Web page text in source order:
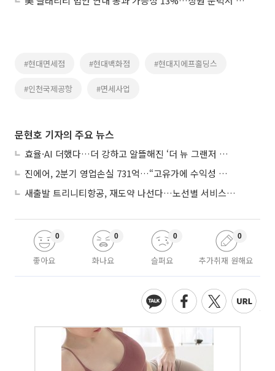
#현대면세점 #현대백화점 #현대지에프홀딩스
#인천국제공항 #면세사업
문현호 기자의 주요 뉴스
효율·AI 더했다…더 강하고 알뜰해진 ‘더 뉴 그랜저 하이브리드’
진에어, 2분기 영업손실 731억…“고유가에 수익성 악화”
새출발 트리니티항공, 재도약 나선다…노선별 서비스 차별화
좋아요
0
화나요
0
슬퍼요
0
추가취재 원해요
0